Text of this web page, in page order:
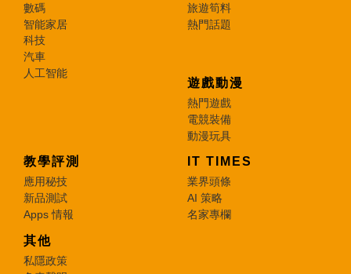
數碼
智能家居
科技
汽車
人工智能
旅遊筍料
熱門話題
遊戲動漫
熱門遊戲
電競裝備
動漫玩具
教學評測
應用秘技
新品測試
Apps 情報
IT TIMES
業界頭條
AI 策略
名家專欄
其他
私隱政策